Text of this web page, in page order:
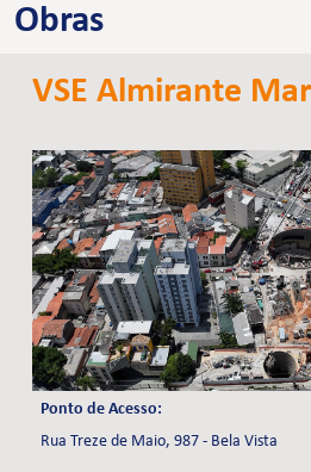
Obras
VSE Almirante
Ponto de Acesso:
Rua Treze de Maio, 987 - Bela Vista